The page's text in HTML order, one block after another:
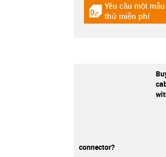
igus-icon-gratismuster
Yêu cầu một mẫu
thử miễn phí
connector?